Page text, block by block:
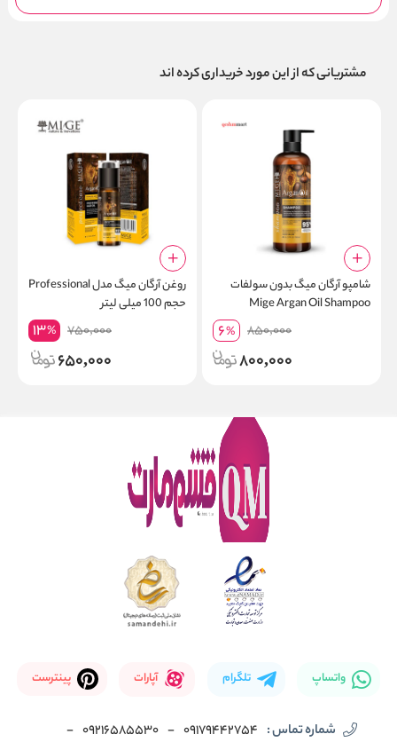
مشتریانی که از این مورد خریداری کرده اند
شامپو آرگان میگ بدون سولفات
Mige Argan Oil Shampoo
850,000
6%
800,000
روغن آرگان میگ مدل Professional
حجم 100 میلی لیتر
750,000
13%
650,000
واتساپ تلگرام آپارات پینترست
شماره تماس : 09179442754
-
09216585530
-